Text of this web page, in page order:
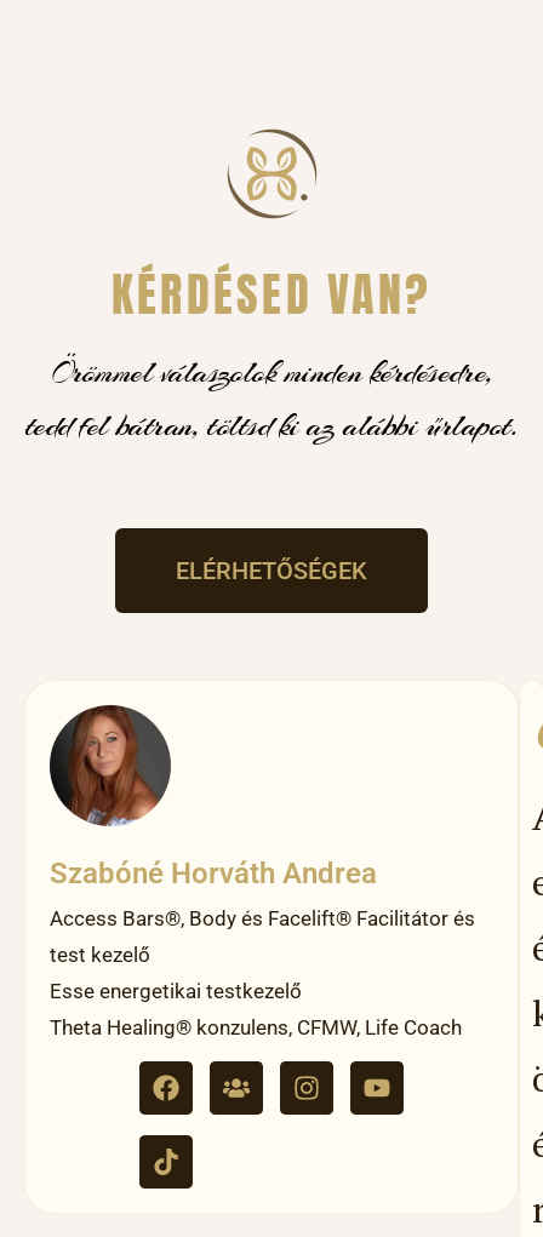
KÉRDÉSED VAN?
Örömmel válaszolok minden kérdésedre,
tedd fel bátran, töltsd ki az alábbi űrlapot.
ELÉRHETŐSÉGEK
Szabóné Horváth Andrea
Access Bars®, Body és Facelift® Facilitátor és
test kezelő
Esse energetikai testkezelő
Theta Healing® konzulens, CFMW, Life Coach